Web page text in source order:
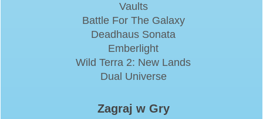
Vaults
Battle For The Galaxy
Deadhaus Sonata
Emberlight
Wild Terra 2: New Lands
Dual Universe
Zagraj w Gry